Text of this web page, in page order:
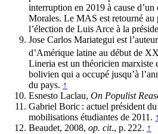
interruption en 2019 à cause
Morales. Le MAS est retourné au
l’élection de Luis Arce à la
Jose Carlos Mariategui est
d’Amérique latine au début de XX
Lineria est un théoricien marxiste
bolivien qui a occupé jusqu’à
du pays. ↑
Esnesto Laclau, On Populist
Gabriel Boric : actuel président
mobilisations étudiantes de 2011. ↑
Beaudet, 2008, op. cit., p. 222. ↑